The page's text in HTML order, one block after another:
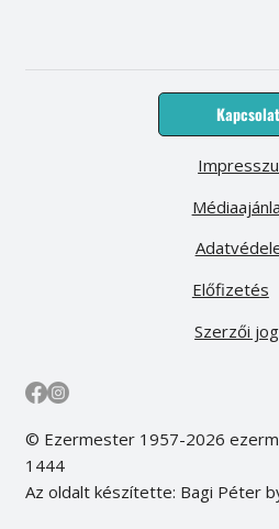
Kapcsolat
Előfizetés
Szerzői
© Ezermester 1957-2026
1444
Az oldalt készítette: Bagi Péter